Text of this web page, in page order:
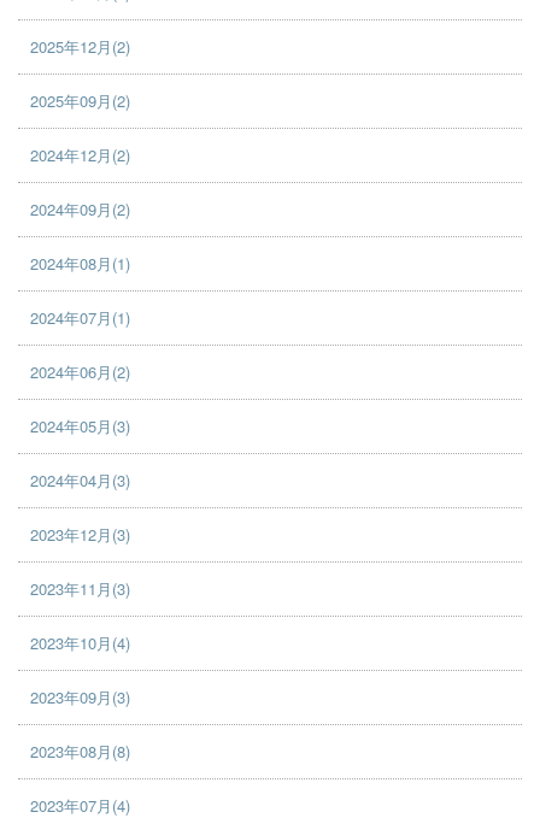
2025年12月(2)
2025年09月(2)
2024年12月(2)
2024年09月(2)
2024年08月(1)
2024年07月(1)
2024年06月(2)
2024年05月(3)
2024年04月(3)
2023年12月(3)
2023年11月(3)
2023年10月(4)
2023年09月(3)
2023年08月(8)
2023年07月(4)